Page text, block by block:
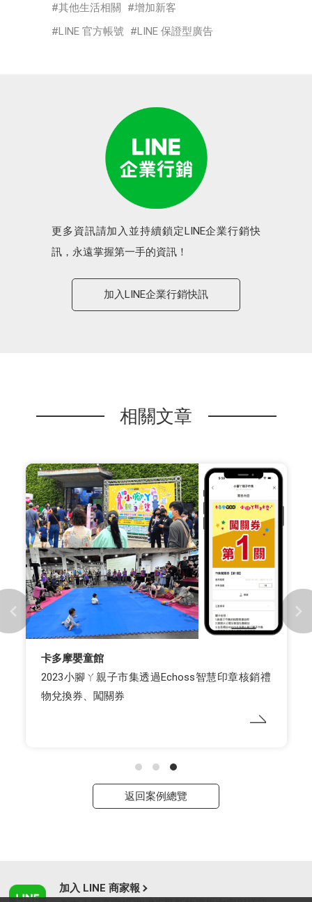
其他生活相關
增加新客
LINE 官方帳號
LINE 保證型廣告
更多資訊請加入並持續鎖定LINE企業行銷快
訊，永遠掌握第一手的資訊！
加入LINE企業行銷快訊
相關文章
卡多摩嬰童館
2023小腳ㄚ親子市集透過Echoss智慧印章核銷禮
物兌換券、闖關券
返回案例總覽
加入 LINE 商家報